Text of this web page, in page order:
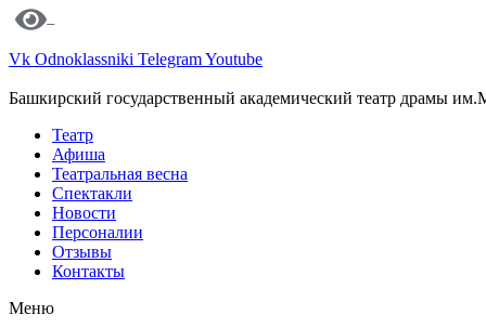
Vk Odnoklassniki TelegramYoutube
Башкирский государственный академический театр драмы
Театр
Афиша
Театральная весна
Спектакли
Новости
Персоналии
Отзывы
Контакты
Меню